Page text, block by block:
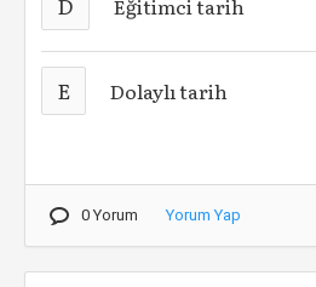
Eğitimci tarih
E Dolaylı tarih
0 Yorum Yorum Yap